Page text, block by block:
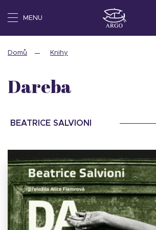
MENU
Domů Knihy
Dareba
BEATRICE SALVIONI